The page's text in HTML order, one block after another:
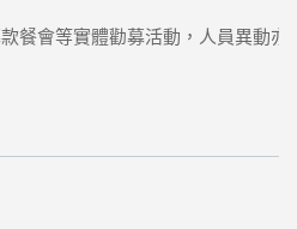
餐會等實體勸募活動，人員異動